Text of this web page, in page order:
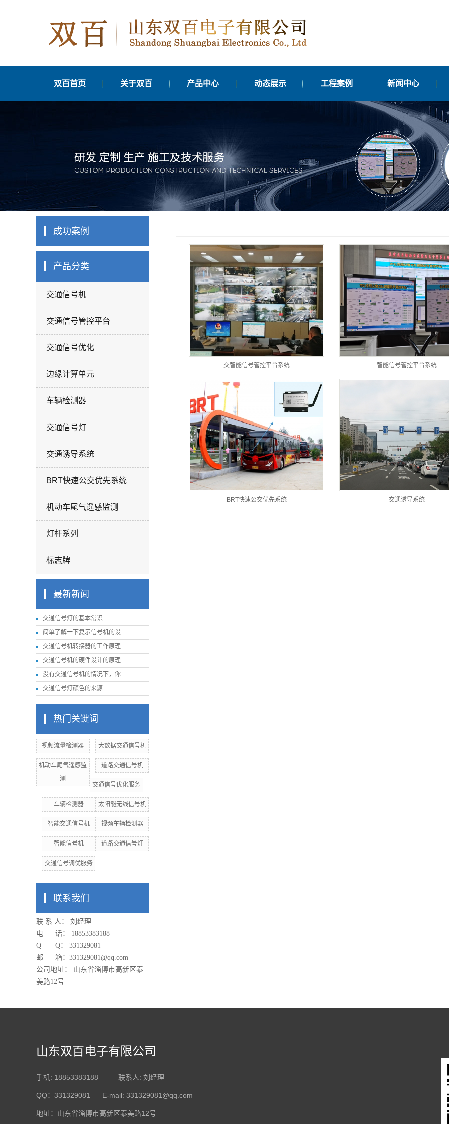
双百首页 关于双百
联系我们
营业执照公示
产品中心
交通信号优化
边缘计算单元
交通信号灯
BRT快速公交优先系
统
机动车尾气遥感监测
灯杆系列
标志牌
动态展示 工程案例 新闻中心
成功案例
产品分类
交通信号机
交通信号管控平台
交通信号优化
边缘计算单元
车辆检测器
交通信号灯
交通诱导系统
BRT快速公交优先系统
机动车尾气遥感监测
灯杆系列
标志牌
最新新闻
交通信号灯的基本常识
简单了解一下复示信号机的设...
交通信号机转接器的工作原理
交通信号机的硬件设计的原理...
没有交通信号机的情况下，你...
交通信号灯颜色的来源
热门关键词
视频流量检测器 大数据交通信号机
机动车尾气遥感监
测
道路交通信号机
交通信号优化服务
车辆检测器 太阳能无线信号机
智能交通信号机 视频车辆检测器
智能信号机 道路交通信号灯
交通信号调优服务
联系我们
联 系 人： 刘经理
电 话： 18853383188
Q Q： 331329081
邮 箱： 331329081@qq.com
公司地址： 山东省淄博市高新区泰
美路12号
交智能信号管控平台系统 智能信号管控平台系统
BRT快速公交优先系统 交通诱导系统
山东双百电子有限公司
手机: 18853383188 联系人: 刘经理
QQ：331329081 E-mail: 331329081@qq.com
地址：山东省淄博市高新区泰美路12号